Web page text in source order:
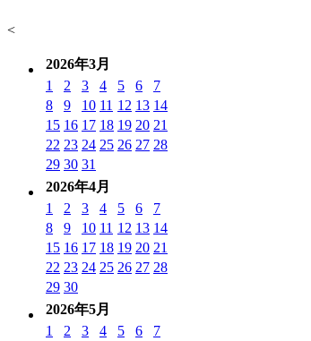
<
2026年3月
1
2 3 4 5 6
7
8
9 10 11 12 13 14
15 16 17 18 19 20 21
22 23 24 25 26 27 28
29 30 31
2026年4月
1
2 3 4 5 6
7
8
9 10 11 12 13 14
15 16 17 18 19 20 21
22 23 24 25 26 27 28
29 30
2026年5月
1
2 3 4 5 6
7